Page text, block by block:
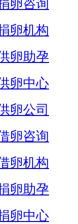
卵咨询
卵机构
卵助孕
卵中心
卵公司
卵咨询
卵机构
卵助孕
卵中心